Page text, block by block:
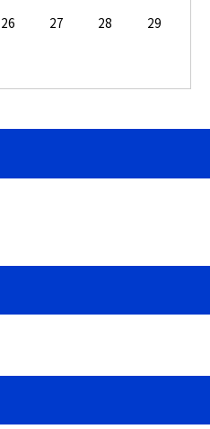
26 27 28
29